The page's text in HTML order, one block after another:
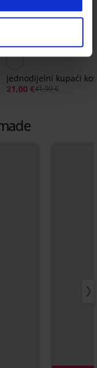
Popust -50%
Jednodijelni kupaći
21,00 €41,99 €